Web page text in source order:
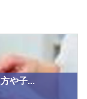
や子...